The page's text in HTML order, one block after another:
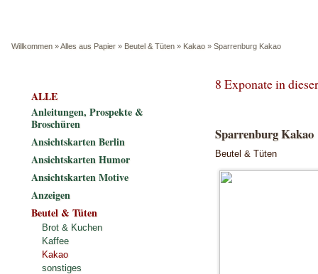
Willkommen »Alles aus Papier » Beutel & Tüten » Kakao » Sparrenburg Kakao
8 Exponate in
Sparrenburg Kakao
Beutel & Tüten
ALLE
Anleitungen, Prospekte &
Broschüren
Ansichtskarten Berlin
Ansichtskarten Humor
Ansichtskarten Motive
Anzeigen
Beutel & Tüten
Brot & Kuchen
Kaffee
Kakao
sonstiges